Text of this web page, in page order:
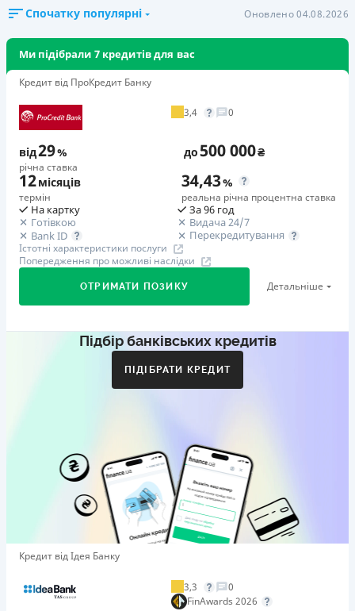
Спочатку популярні Оновлено 04.08.2026
Ми підібрали 7 кредитів для вас
Кредит від ПроКредит Банку
3,4 0
від29%
річна ставка
до500 000₴
12місяців
термін
34,43%
реальна річна процентна ставка
На картку
Готівкою
Bank ID
За 96 год
Видача 24/7
Перекредитування
Істотні характеристики послуги
Попередження про можливі наслідки
ОТРИМАТИ ПОЗИКУ Детальніше
Перший займ
вiд 29%/рік до 500 000 ₴
Додаткова комісія за дострокове погашення
Пеня у розмірі подвійної облікової ставки НБУ, що діяла
у період, за який сплачується пеня, від простроченої
Необхідні документи
Довідка про доходи ,Паспорт,ІПН
Вік
21 - 65 років
Підбір банківських кредитів
ПІДІБРАТИ КРЕДИТ
Кредит від Ідея Банку
3,3
0
FinAwards 2026